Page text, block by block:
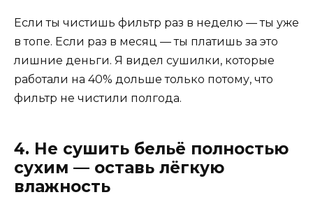
Если ты чистишь фильтр раз в неделю — ты уже
в топе. Если раз в месяц — ты платишь за это
лишние деньги. Я видел сушилки, которые
работали на 40% дольше только потому, что
фильтр не чистили полгода.
4. Не сушить бельё полностью
сухим — оставь лёгкую
влажность